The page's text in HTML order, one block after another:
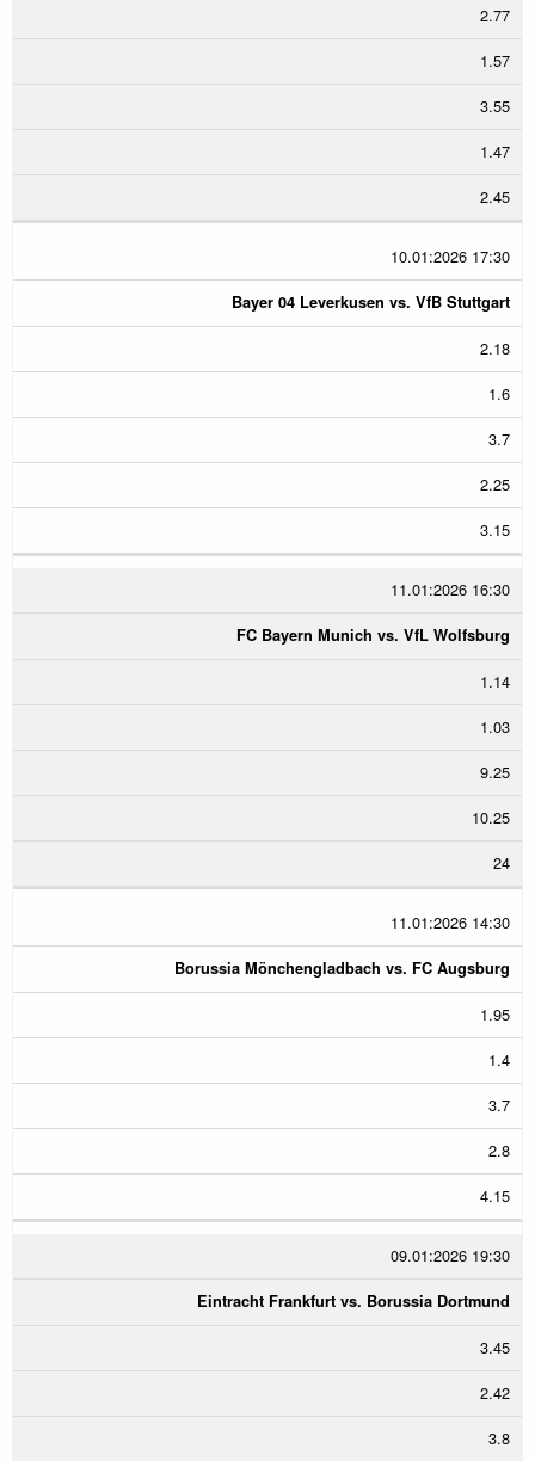
2.77
1.57
3.55
1.47
2.45
10.01:2026 17:30
Bayer 04 Leverkusen vs. VfB Stuttgart
2.18
1.6
3.7
2.25
3.15
11.01:2026 16:30
FC Bayern Munich vs. VfL Wolfsburg
1.14
1.03
9.25
10.25
24
11.01:2026 14:30
Borussia Mönchengladbach vs. FC Augsburg
1.95
1.4
3.7
2.8
4.15
09.01:2026 19:30
Eintracht Frankfurt vs. Borussia Dortmund
3.45
2.42
3.8